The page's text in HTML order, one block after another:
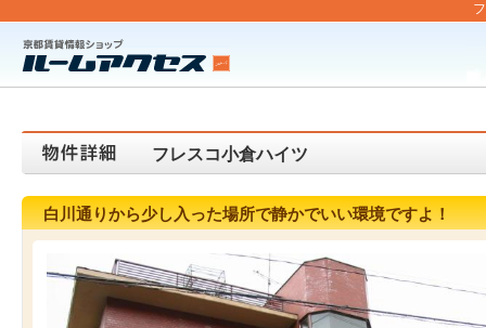
フレスコ小倉ハイツ
白川通りから少し入った場所で静かでいい環境ですよ！